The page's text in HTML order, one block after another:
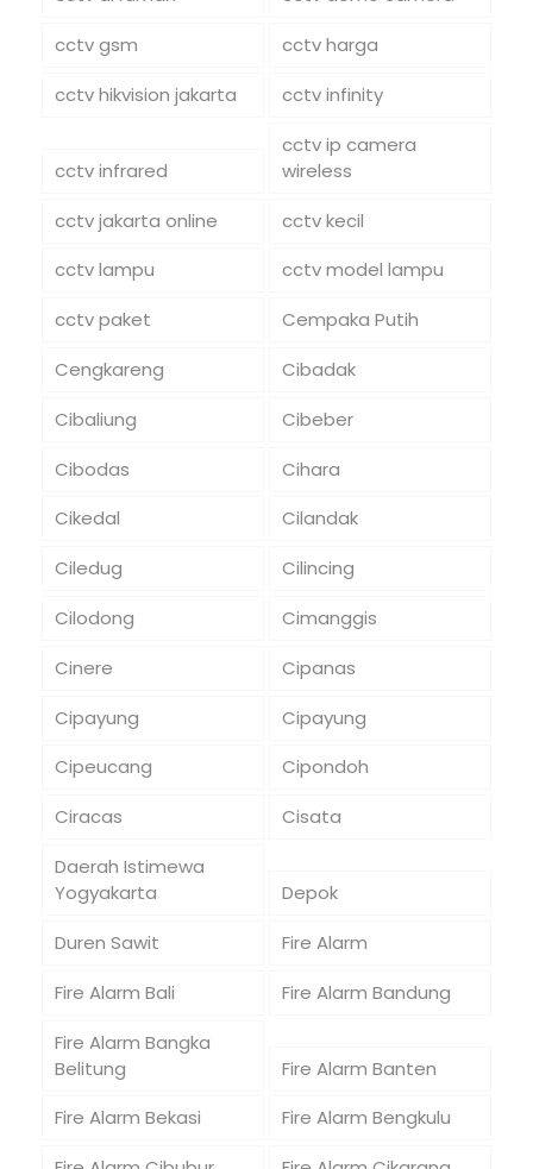
cctv gsm
cctv harga
cctv hikvision jakarta
cctv infinity
cctv infrared
cctv ip camera
wireless
cctv jakarta online
cctv kecil
cctv lampu
cctv model lampu
cctv paket
Cempaka Putih
Cengkareng
Cibadak
Cibaliung
Cibeber
Cibodas
Cihara
Cikedal
Cilandak
Ciledug
Cilincing
Cilodong
Cimanggis
Cinere
Cipanas
Cipayung
Cipayung
Cipeucang
Cipondoh
Ciracas
Cisata
Daerah Istimewa
Yogyakarta
Depok
Duren Sawit
Fire Alarm
Fire Alarm Bali
Fire Alarm Bandung
Fire Alarm Bangka
Belitung
Fire Alarm Banten
Fire Alarm Bekasi
Fire Alarm Bengkulu